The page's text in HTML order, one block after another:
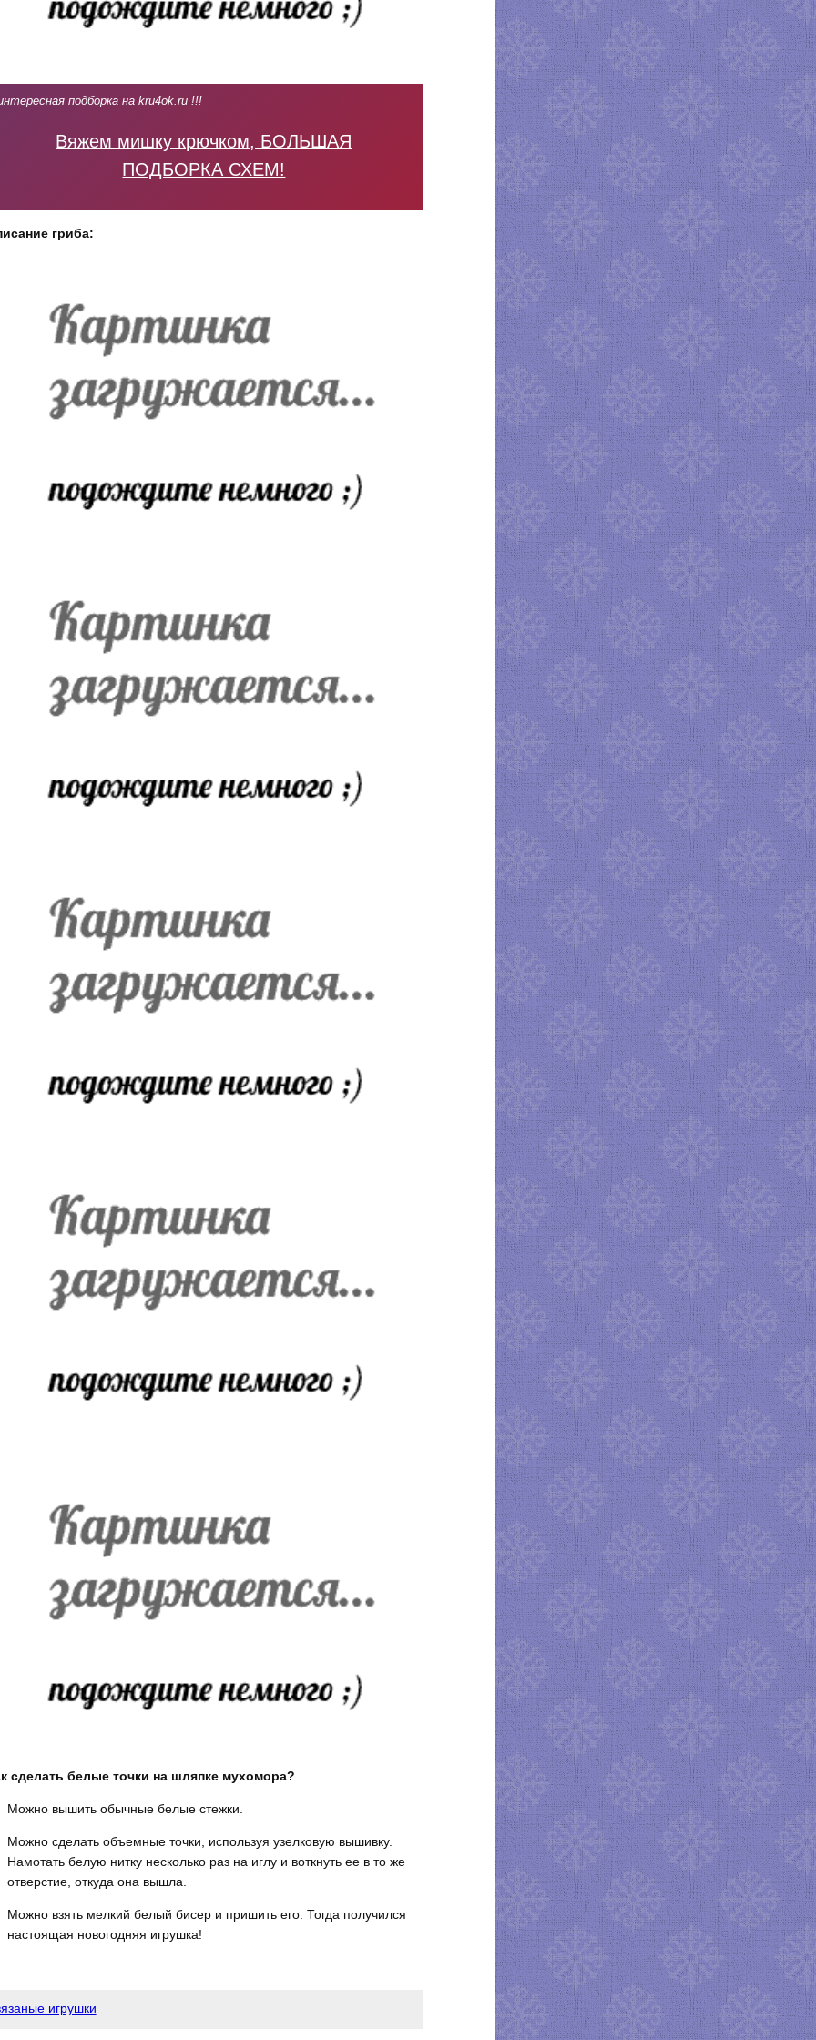
подборка на kru4ok.ru !!!
Вяжем мишку крючком, БОЛЬШАЯ
ПОДБОРКА СХЕМ!
гриба:
сделать белые точки на шляпке мухомора?
Можно вышить обычные белые стежки.
Можно сделать объемные точки, используя узелковую вышивку.
Намотать белую нитку несколько раз на иглу и воткнуть ее в то же
отверстие, откуда она вышла.
Можно взять мелкий белый бисер и пришить его. Тогда получился
настоящая новогодняя игрушка!
игрушки